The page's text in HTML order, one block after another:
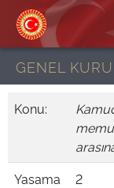
GENEL
Konu:
Yasama
2